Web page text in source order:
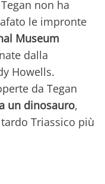
non ha
le impronte
Museum
dalla
Howells.
da Tegan
un dinosauro,
Triassico più